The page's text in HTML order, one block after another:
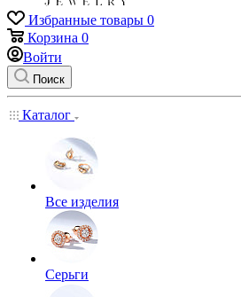
Избранные товары 0
Корзина 0
Войти
Поиск
Каталог
Все изделия
Серьги